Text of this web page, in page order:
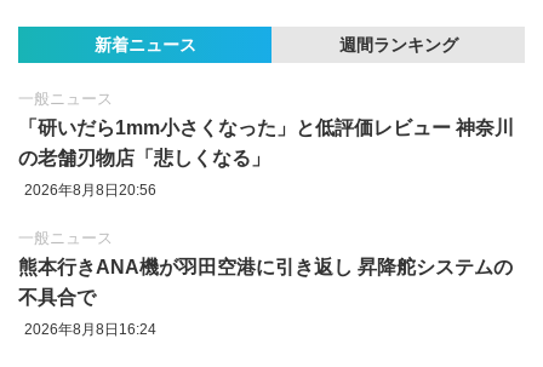
新着ニュース 週間ランキング
一般ニュース
「研いだら1mm小さくなった」と低評価レビュー 神奈川
の老舗刃物店「悲しくなる」
2026年8月8日20:56
一般ニュース
熊本行きANA機が羽田空港に引き返し 昇降舵システムの
不具合で
2026年8月8日16:24